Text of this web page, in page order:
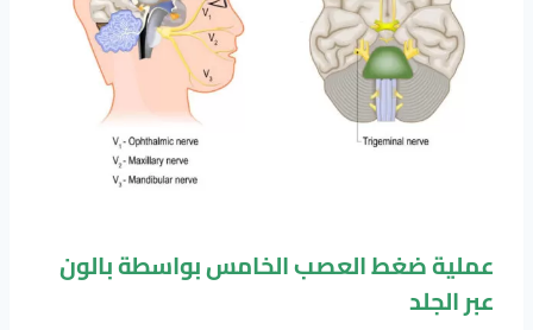
عملية ضغط العصب الخامس بواسطة بالون
عبر الجلد